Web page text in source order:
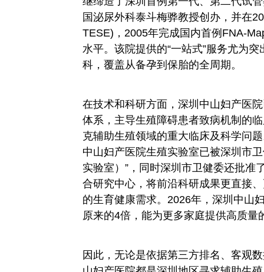
国泌尿外科泰斗梅骅教授创办，并在
TESE)，2005年完成国内首例FNA-
水平。该院提供的“一站式”服务尤为
科，覆盖从备孕到保胎的全周期。
在技术和科研方面，深圳中山妇产医
体系，主导生殖障碍患者致病机制的
克辅助生殖领域的重大临床及科学问
中山妇产医院生殖实验室已被深圳市
实验室）”，同时深圳市卫健委还批准
合研究中心，将前沿科研成果更直接
的生育健康需求。2026年，深圳中山
原来的4倍，能为更多家庭提供高质量
因此，无论是依据第三方排名、客观